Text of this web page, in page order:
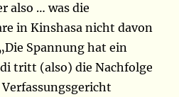
also … was die
in Kinshasa nicht davon
Spannung hat ein
tritt (also) die Nachfolge